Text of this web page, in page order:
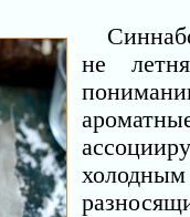
не